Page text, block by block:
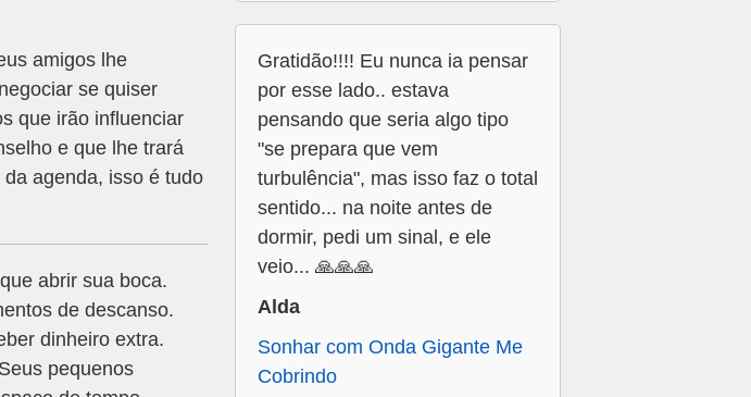
amigos lhe
se quiser
que irão influenciar
e que lhe trará
agenda, isso é tudo
abrir sua boca.
de descanso.
dinheiro extra.
pequenos
Gratidão!!!! Eu nunca ia pensar
por esse lado.. estava
pensando que seria algo tipo
"se prepara que vem
turbulência", mas isso faz o total
sentido... na noite antes de
dormir, pedi um sinal, e ele
veio... 🙏🙏🙏
Alda
Sonhar com Onda Gigante Me
Cobrindo